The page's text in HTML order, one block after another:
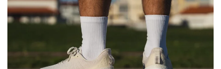
Durabilidad
de la parte
Buena Decente Decente
Durabilidad
del acolchado
Media Alta